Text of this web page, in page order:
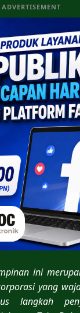
ADVERTISEMENT
ini
yang
langkah